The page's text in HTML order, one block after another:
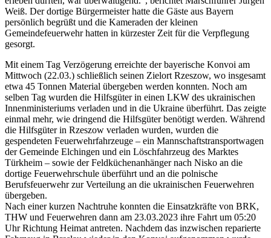
Weiß. Der dortige Bürgermeister hatte die Gäste aus Bayern
persönlich begrüßt und die Kameraden der kleinen
Gemeindefeuerwehr hatten in kürzester Zeit für die Verpflegung
gesorgt.
Mit einem Tag Verzögerung erreichte der bayerische Konvoi am
Mittwoch (22.03.) schließlich seinen Zielort Rzeszow, wo insgesamt
etwa 45 Tonnen Material übergeben werden konnten. Noch am
selben Tag wurden die Hilfsgüter in einen LKW des ukrainischen
Innenministeriums verladen und in die Ukraine überführt. Das zeigte
einmal mehr, wie dringend die Hilfsgüter benötigt werden. Während
die Hilfsgüter in Rzeszow verladen wurden, wurden die
gespendeten Feuerwehrfahrzeuge – ein Mannschaftstransportwagen
der Gemeinde Elchingen und ein Löschfahrzeug des Marktes
Türkheim – sowie der Feldküchenanhänger nach Nisko an die
dortige Feuerwehrschule überführt und an die polnische
Berufsfeuerwehr zur Verteilung an die ukrainischen Feuerwehren
übergeben.
Nach einer kurzen Nachtruhe konnten die Einsatzkräfte von BRK,
THW und Feuerwehren dann am 23.03.2023 ihre Fahrt um 05:20
Uhr Richtung Heimat antreten. Nachdem das inzwischen reparierte